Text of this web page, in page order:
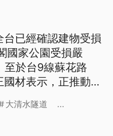
已經確認建物受損
國家公園受損嚴
至於台9線蘇花路
材表示，正推動蘇
道，2032年完工，
大清水隧道 ...